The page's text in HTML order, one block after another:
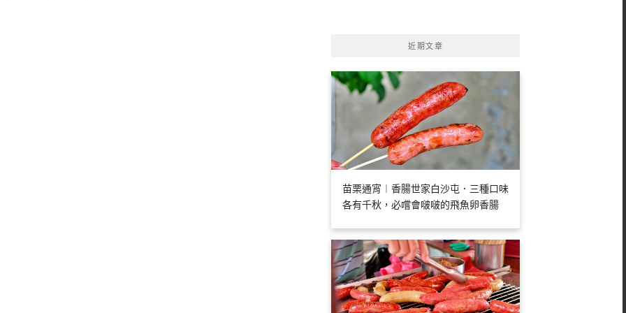
近期文章
苗栗通宵︱香腸世家白沙屯．三種口味
各有千秋，必嚐會啵啵的飛魚卵香腸